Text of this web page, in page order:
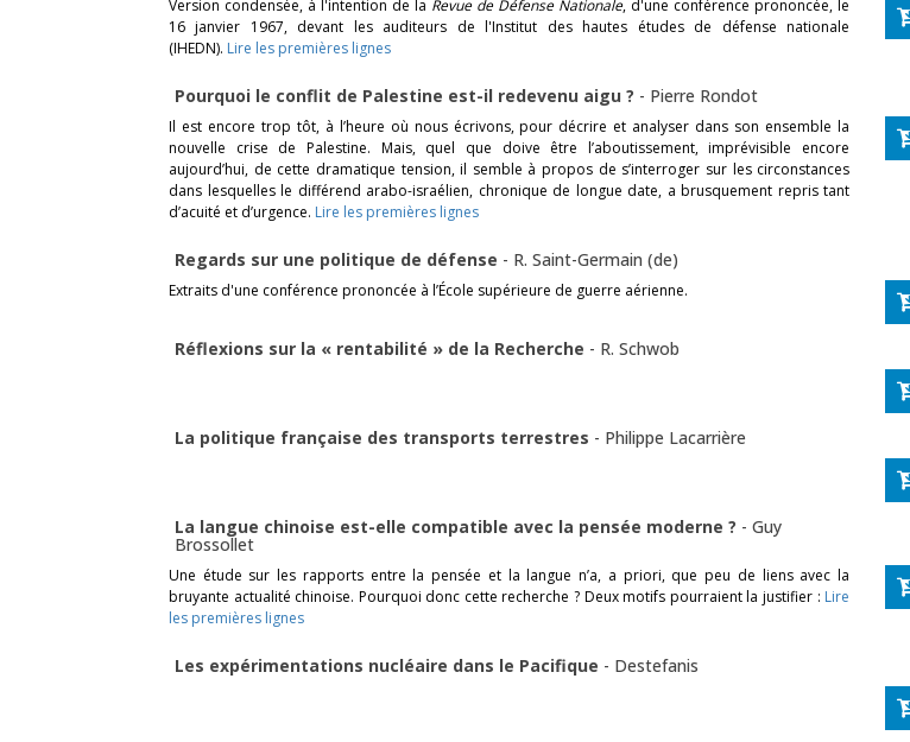
Version condensée, à l'intention de la Revue de Défense Nationale, d'une conférence prononcée, le
16 janvier 1967, devant les auditeurs de l'Institut des hautes études de défense nationale
(IHEDN). Lire les premières lignes
Pourquoi le conflit de Palestine est-il redevenu aigu ? - Pierre Rondot
Il est encore trop tôt, à l’heure où nous écrivons, pour décrire et analyser dans son ensemble la
nouvelle crise de Palestine. Mais, quel que doive être l’aboutissement, imprévisible encore
aujourd’hui, de cette dramatique tension, il semble à propos de s’interroger sur les circonstances
dans lesquelles le différend arabo-israélien, chronique de longue date, a brusquement repris tant
d’acuité et d’urgence. Lire les premières lignes
Regards sur une politique de défense - R. Saint-Germain (de)
Extraits d'une conférence prononcée à l’École supérieure de guerre aérienne.
Réflexions sur la « rentabilité » de la Recherche - R. Schwob
La politique française des transports terrestres - Philippe Lacarrière
La langue chinoise est-elle compatible avec la pensée moderne ? - Guy
Brossollet
Une étude sur les rapports entre la pensée et la langue n’a, a priori, que peu de liens avec la
bruyante actualité chinoise. Pourquoi donc cette recherche ? Deux motifs pourraient la justifier : Lire
les premières lignes
Les expérimentations nucléaire dans le Pacifique - Destefanis